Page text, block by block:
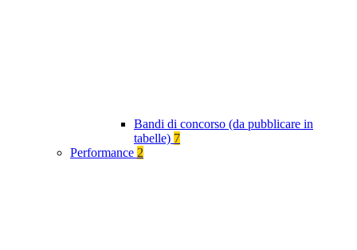
Bandi di concorso (da pubblicare in
tabelle) 7
Performance 2